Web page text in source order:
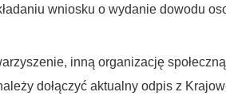
wniosku o wydanie dowodu
inną organizację
dołączyć aktualny odpis z